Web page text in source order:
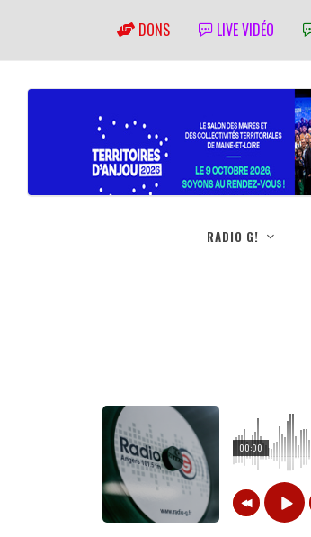
DONS LIVE VIDÉO
RADIO G!
00:00